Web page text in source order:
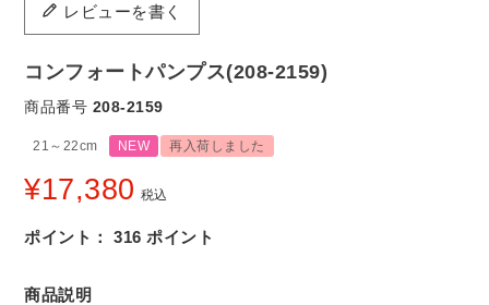
レビューを書く
コンフォートパンプス(208-2159)
商品番号 208-2159
21～22cm NEW 再入荷しました
¥17,380 税込
ポイント： 316 ポイント
商品説明